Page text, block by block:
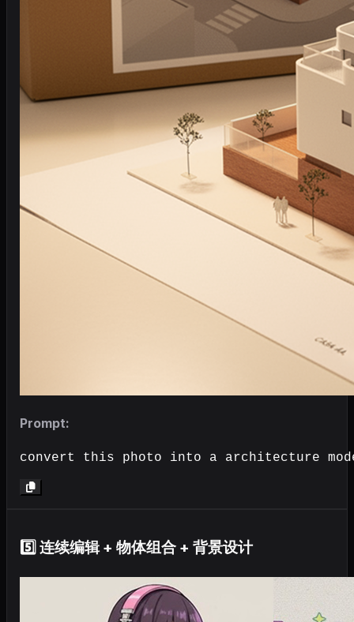
Prompt:
convert this photo into a architecture
5️⃣ 连续编辑 + 物体组合 + 背景设计